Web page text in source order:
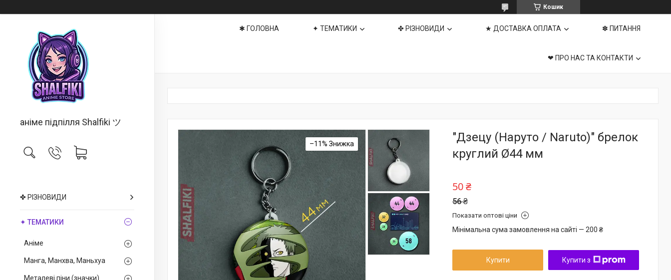
Кошик
аніме підпілля Shalfiki ツ
✤ РІЗНОВИДИ
✦ ТЕМАТИКИ
Аніме
Манга, Манхва, Маньхуа
Металеві піни (значки)
✱ ГОЛОВНА ✦ ТЕМАТИКИ ✤ РІЗНОВИДИ ★ ДОСТАВКА ОПЛАТА ✽ ПИТАННЯ
❤ ПРО НАС ТА КОНТАКТИ
–11%
"Дзецу (Наруто / Naruto)" брелок
круглий Ø44 мм
56 ₴
50 ₴
Показати оптові ціни
Мінімальна сума замовлення на сайті — 200 ₴
Купити Купити з